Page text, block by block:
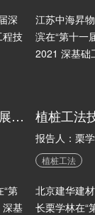
深
程技
江苏中海昇
滨在“第十一
2021 深基础
基础施工创新装备应用与发展方向
“第
深基
植桩工法
报告人：栗
植桩工法
北京建华建
长栗学林在“